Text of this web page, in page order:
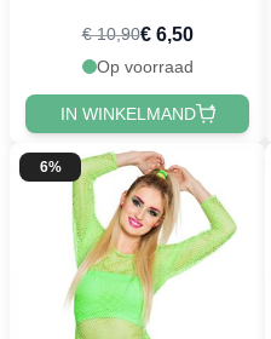
€ 10,90€ 6,50
Op voorraad
IN WINKELMAND
6%